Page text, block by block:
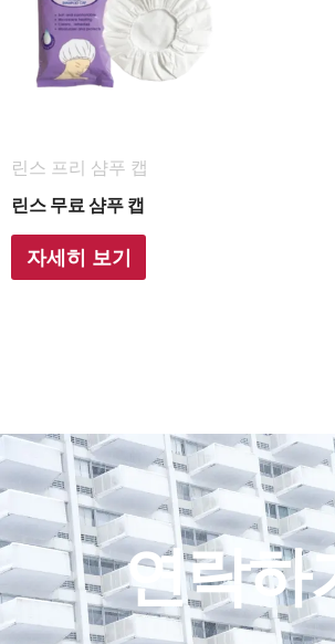
린스 프리 샴푸 캡
린스 무료 샴푸 캡
자세히 보기
연락하